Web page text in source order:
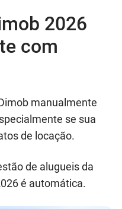
2026
com
manualmente
se sua
de locação.
de alugueis da
é automática.